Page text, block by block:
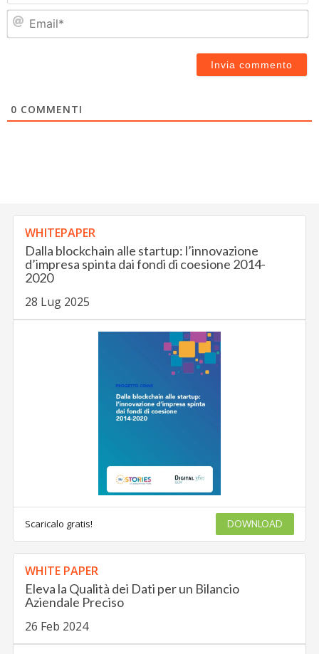
0 COMMENTI
WHITEPAPER
Dalla blockchain alle startup: l’innovazione
d’impresa spinta dai fondi di coesione 2014-
2020
28 Lug 2025
Scaricalo gratis! DOWNLOAD
WHITE PAPER
Eleva la Qualità dei Dati per un Bilancio
Aziendale Preciso
26 Feb 2024